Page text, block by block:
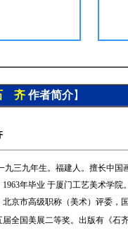
齐 作者简介】
九三九年生。福建人。擅长中
1963年毕业 于厦门工艺美术学
北京市高级职称（美术）评委，
届全国美展二等奖。出版有《石